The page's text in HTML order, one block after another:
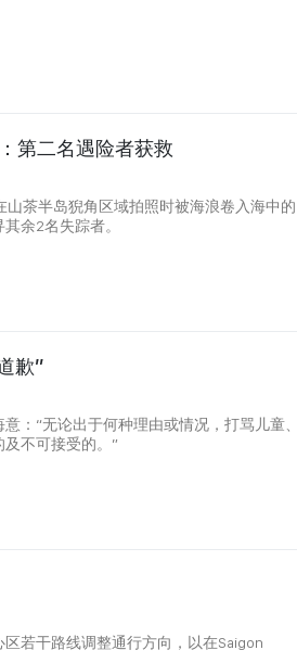
第二名遇险者获救
茶半岛猊角区域拍照时被海浪卷入海中的
余2名失踪者。
歉”
：“无论出于何种理由或情况，打骂儿童、
不可接受的。”
若干路线调整通行方向，以在Saigon